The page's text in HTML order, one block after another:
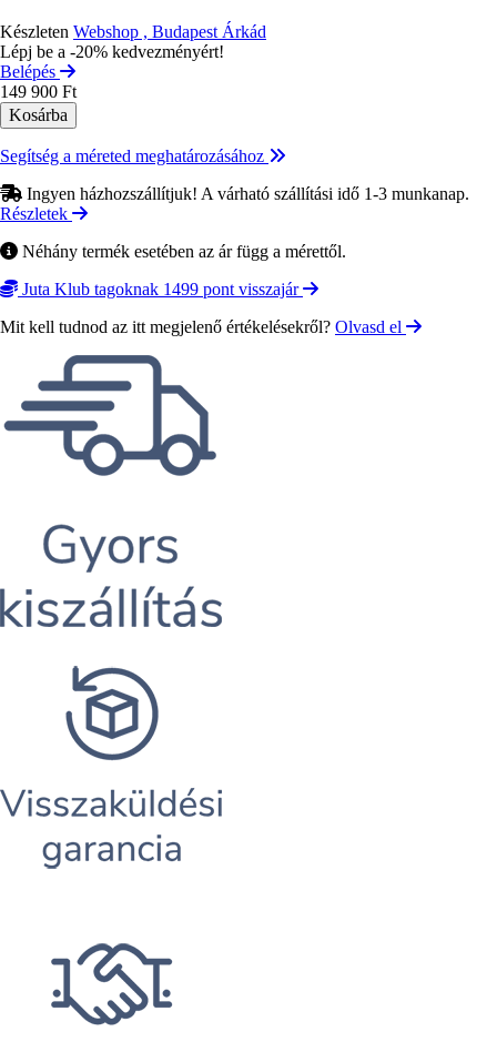
Készleten Webshop , Budapest Árkád
Lépj be a -20% kedvezményért!
Belépés
149 900 Ft
Segítség a méreted meghatározásához
Ingyen házhozszállítjuk! A várható szállítási idő 1-3 munkanap.
Részletek
Néhány termék esetében az ár függ a mérettől.
Juta Klub tagoknak 1499 pont visszajár
Mit kell tudnod az itt megjelenő értékelésekről? Olvasd el